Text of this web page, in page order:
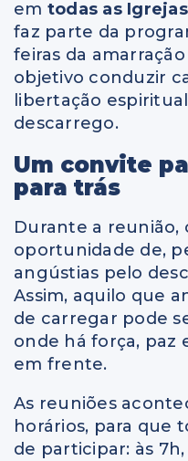
em todas as
faz parte da
feiras da
objetivo conduzir
libertação
descarrego.
Um convite
para trás
Durante a reunião,
oportunidade de,
angústias pelo
Assim, aquilo que
de carregar pode
onde há força, paz
em frente.
As reuniões
horários, para que
de participar: às 7h,